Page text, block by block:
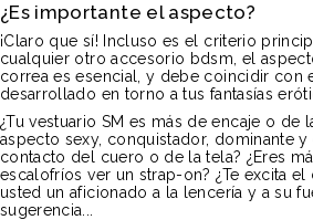
¿Es importante el aspecto?
¡Claro que sí! Incluso es el criterio
cualquier otro accesorio bdsm, el
correa es esencial, y debe coincidir con
desarrollado en torno a tus fantasías
¿Tu vestuario SM es más de encaje o de
aspecto sexy, conquistador, dominante y
contacto del cuero o de la tela? ¿Eres
escalofríos ver un strap-on? ¿Te excita el
usted un aficionado a la lencería y a su
sugerencia...